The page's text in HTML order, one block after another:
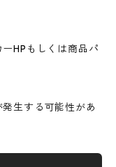
HPもしくは商品パ
生する可能性があ